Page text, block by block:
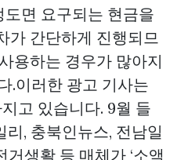
도면 요구되는 현금을
가 간단하게 진행되므
용하는 경우가 많아지
.이러한 광고 기사는
고 있습니다. 9월 들
, 충북인뉴스, 전남일
생활 등 매체가 ‘소액